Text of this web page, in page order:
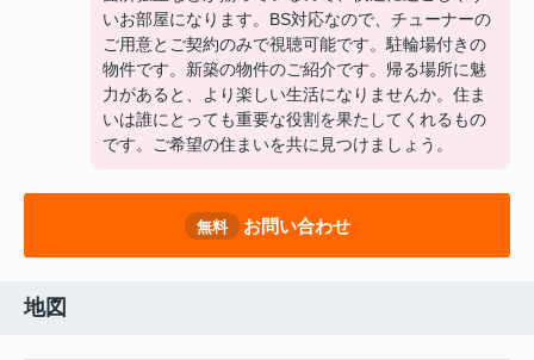
いお部屋になります。BS対応なので、チューナーの
ご用意とご契約のみで視聴可能です。駐輪場付きの
物件です。新築の物件のご紹介です。帰る場所に魅
力があると、より楽しい生活になりませんか。住ま
いは誰にとっても重要な役割を果たしてくれるもの
です。ご希望の住まいを共に見つけましょう。
無料 お問い合わせ
地図